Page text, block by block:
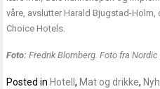
våre, avslutter Harald Bjugstad-
Choice Hotels.
Foto: Fredrik Blomberg. Foto fra
Posted in Hotell, Mat og drikke,